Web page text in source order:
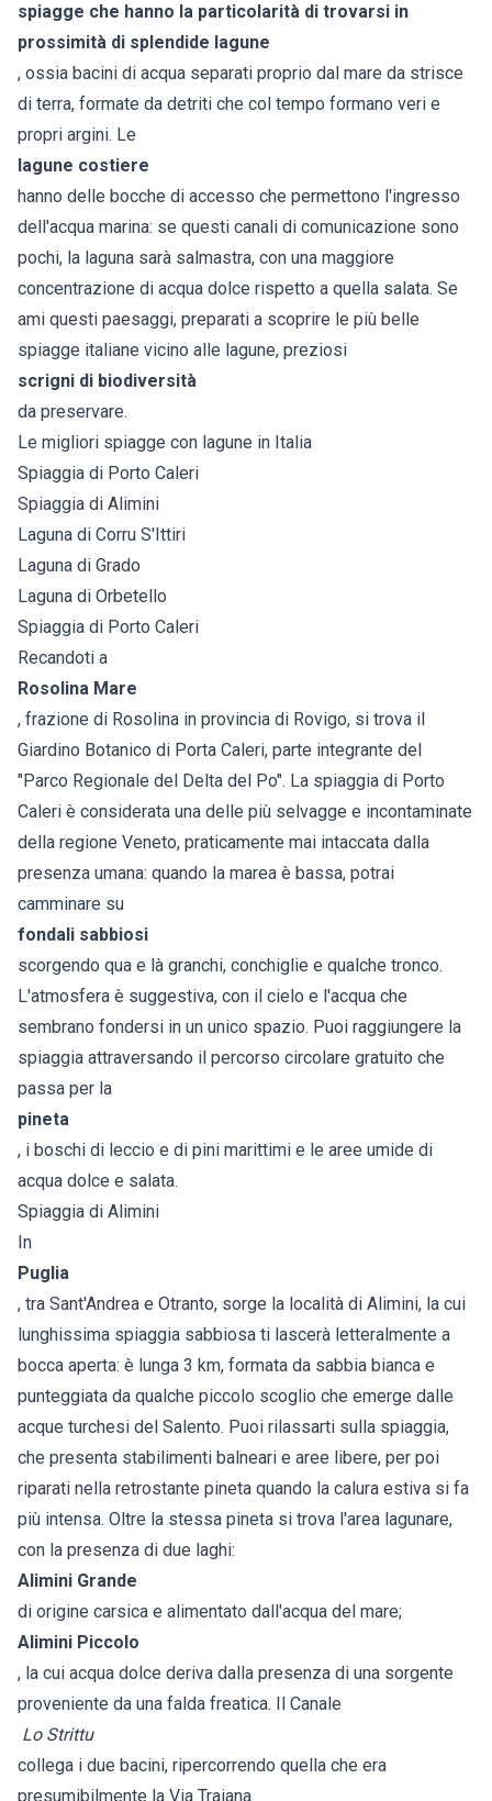
spiagge che hanno la particolarità di trovarsi in
prossimità di splendide lagune
, ossia bacini di acqua separati proprio dal mare da strisce
di terra, formate da detriti che col tempo formano veri e
propri argini. Le
lagune costiere
hanno delle bocche di accesso che permettono l'ingresso
dell'acqua marina: se questi canali di comunicazione sono
pochi, la laguna sarà salmastra, con una maggiore
concentrazione di acqua dolce rispetto a quella salata. Se
ami questi paesaggi, preparati a scoprire le più belle
spiagge italiane vicino alle lagune, preziosi
scrigni di biodiversità
da preservare.
Le migliori spiagge con lagune in Italia
Spiaggia di Porto Caleri
Spiaggia di Alimini
Laguna di Corru S'Ittiri
Laguna di Grado
Laguna di Orbetello
Spiaggia di Porto Caleri
Recandoti a
Rosolina Mare
, frazione di Rosolina in provincia di Rovigo, si trova il
Giardino Botanico di Porta Caleri, parte integrante del
"Parco Regionale del Delta del Po". La spiaggia di Porto
Caleri è considerata una delle più selvagge e incontaminate
della regione Veneto, praticamente mai intaccata dalla
presenza umana: quando la marea è bassa, potrai
camminare su
fondali sabbiosi
scorgendo qua e là granchi, conchiglie e qualche tronco.
L'atmosfera è suggestiva, con il cielo e l'acqua che
sembrano fondersi in un unico spazio. Puoi raggiungere la
spiaggia attraversando il percorso circolare gratuito che
passa per la
pineta
, i boschi di leccio e di pini marittimi e le aree umide di
acqua dolce e salata.
Spiaggia di Alimini
In
Puglia
, tra Sant'Andrea e Otranto, sorge la località di Alimini, la cui
lunghissima spiaggia sabbiosa ti lascerà letteralmente a
bocca aperta: è lunga 3 km, formata da sabbia bianca e
punteggiata da qualche piccolo scoglio che emerge dalle
acque turchesi del Salento. Puoi rilassarti sulla spiaggia,
che presenta stabilimenti balneari e aree libere, per poi
riparati nella retrostante pineta quando la calura estiva si fa
più intensa. Oltre la stessa pineta si trova l'area lagunare,
con la presenza di due laghi:
Alimini Grande
di origine carsica e alimentato dall'acqua del mare;
Alimini Piccolo
, la cui acqua dolce deriva dalla presenza di una sorgente
proveniente da una falda freatica. Il Canale
Lo Strittu
collega i due bacini, ripercorrendo quella che era
presumibilmente la Via Traiana.